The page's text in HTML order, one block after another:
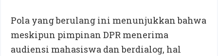
Pola yang berulang ini menunjukkan bahwa
meskipun pimpinan DPR menerima
audiensi mahasiswa dan berdialog, hal